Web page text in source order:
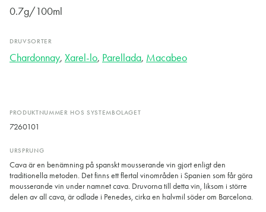
PRODUKTNUMMER HOS SYSTEMBOLAGET
7260101
URSPRUNG
Cava är en benämning på spanskt mousserande vin gjort enligt den
traditionella metoden. Det finns ett flertal vinområden i Spanien som får göra
mousserande vin under namnet cava. Druvorna till detta vin, liksom i större
delen av all cava, är odlade i Penedes, cirka en halvmil söder om Barcelona.
0.7g/100ml
DRUVSORTER
Chardonnay, Xarel-lo, Parellada, Macabeo